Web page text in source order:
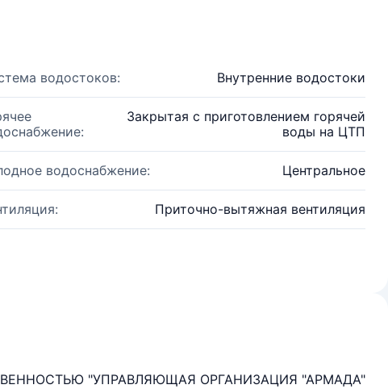
водостоков: Внутренние водостоки
Закрытая с приготовлением горячей
воды на ЦТП
водоснабжение: Центральное
Приточно-вытяжная вентиляция
"УПРАВЛЯЮЩАЯ ОРГАНИЗАЦИЯ "АРМАДА"